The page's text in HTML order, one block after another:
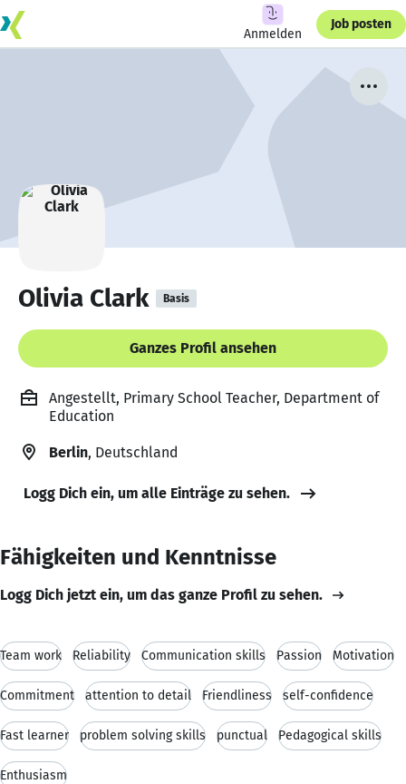
Anmelden
Job posten
Olivia Clark Basis
Ganzes Profil ansehen
Angestellt, Primary School Teacher, Department of
Education
Berlin, Deutschland
Logg Dich ein, um alle Einträge zu sehen.
Fähigkeiten und Kenntnisse
Logg Dich jetzt ein, um das ganze Profil zu sehen.
Team work Reliability Communication skills Passion Motivation
Commitment attention to detail Friendliness self-confidence
Fast learner problem solving skills punctual Pedagogical skills
Enthusiasm